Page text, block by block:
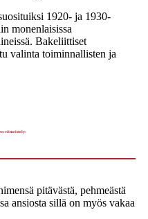
1920- ja 1930-
monenlaisissa
Bakeliittiset
valinta toiminnallisten ja
viimeistely:
pitävästä, pehmeästä
ansiosta sillä on myös vakaa